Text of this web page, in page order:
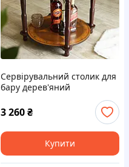
Сервірувальний столик для
бару дерев'яний
"Старовинні карти" діаметр
60 см від китайського
виробника Lefard
3 260₴
Купити